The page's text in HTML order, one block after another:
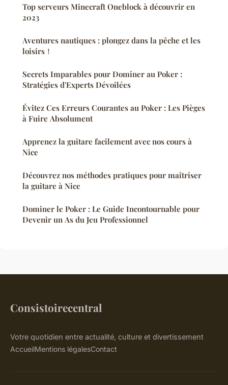
Top serveurs Minecraft Oneblock à découvrir en
2023
Aventures nautiques : plongez dans la pêche et les
loisirs！
Secrets Imparables pour Dominer au Poker :
Stratégies d'Experts Dévoilées
Évitez Ces Erreurs Courantes au Poker : Les Pièges
à Fuire Absolument
Apprenez la guitare facilement avec nos cours à
Nice
Découvrez nos méthodes pratiques pour maîtriser
la guitare à Nice
Dominer le Poker : Le Guide Incontournable pour
Devenir un As du Jeu Professionnel
Consistoirecentral
Votre quotidien entre actualité, culture et divertissement
AccueilMentions légalesContact